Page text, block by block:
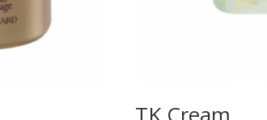
TK Cream